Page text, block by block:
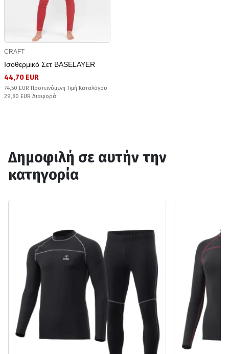
CRAFT
Ισοθερμικό Σετ BASELAYER
44,70 EUR
74,50 EUR Προτεινόμενη Τιμή Καταλόγου
29,80 EUR Διαφορά
Δημοφιλή σε αυτήν την
κατηγορία